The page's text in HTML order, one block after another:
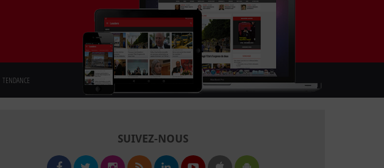
TENDANCE
SUIVEZ-NOUS